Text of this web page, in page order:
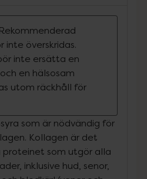
inte överskridas.
inte ersätta en
en hälsosam
utom räckhåll för
som är nödvändig för
Kollagen är det
som utgör alla
inklusive hud, senor,